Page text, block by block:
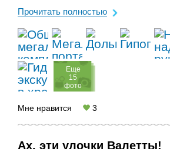
Валлетте, возведенных во времена
Прочитать полностью
Eще
15
фото
Мне нравится 3
Ах, эти улочки Валетты!